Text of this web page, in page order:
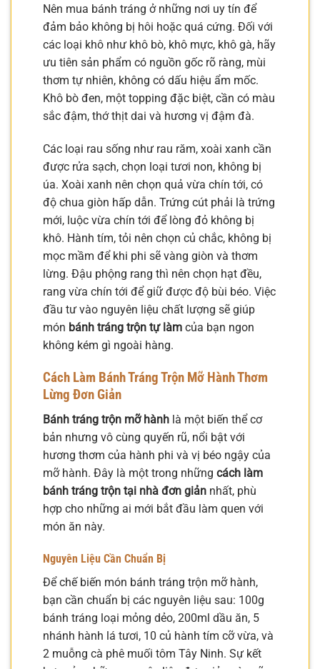
Nên mua bánh tráng ở những nơi uy tín để
đảm bảo không bị hôi hoặc quá cứng. Đối với
các loại khô như khô bò, khô mực, khô gà, hãy
ưu tiên sản phẩm có nguồn gốc rõ ràng, mùi
thơm tự nhiên, không có dấu hiệu ẩm mốc.
Khô bò đen, một topping đặc biệt, cần có màu
sắc đậm, thớ thịt dai và hương vị đậm đà.
Các loại rau sống như rau răm, xoài xanh cần
được rửa sạch, chọn loại tươi non, không bị
úa. Xoài xanh nên chọn quả vừa chín tới, có
độ chua giòn hấp dẫn. Trứng cút phải là trứng
mới, luộc vừa chín tới để lòng đỏ không bị
khô. Hành tím, tỏi nên chọn củ chắc, không bị
mọc mầm để khi phi sẽ vàng giòn và thơm
lừng. Đậu phộng rang thì nên chọn hạt đều,
rang vừa chín tới để giữ được độ bùi béo. Việc
đầu tư vào nguyên liệu chất lượng sẽ giúp
món bánh tráng trộn tự làm của bạn ngon
không kém gì ngoài hàng.
Cách Làm Bánh Tráng Trộn Mỡ Hành Thơm
Lừng Đơn Giản
Bánh tráng trộn mỡ hành là một biến thể cơ
bản nhưng vô cùng quyến rũ, nổi bật với
hương thơm của hành phi và vị béo ngậy của
mỡ hành. Đây là một trong những cách làm
bánh tráng trộn tại nhà đơn giản nhất, phù
hợp cho những ai mới bắt đầu làm quen với
món ăn này.
Nguyên Liệu Cần Chuẩn Bị
Để chế biến món bánh tráng trộn mỡ hành,
bạn cần chuẩn bị các nguyên liệu sau: 100g
bánh tráng loại mỏng dẻo, 200ml dầu ăn, 5
nhánh hành lá tươi, 10 củ hành tím cỡ vừa, và
2 muỗng cà phê muối tôm Tây Ninh. Sự kết